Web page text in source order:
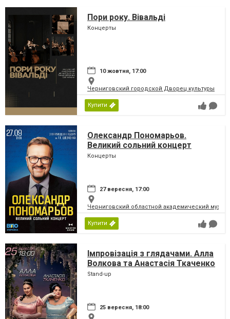
Пори року. Вівальді
Концерты
10 жовтня, 17:00
Черниговский городской Дворец культуры
Купити
Олександр Пономарьов.
Великий сольний концерт
Концерты
27 вересня, 17:00
Черниговский областной академический
Купити
Імпровізація з глядачами. Алла
Волкова та Анастасія Ткаченко
Stand-up
25 вересня, 18:00